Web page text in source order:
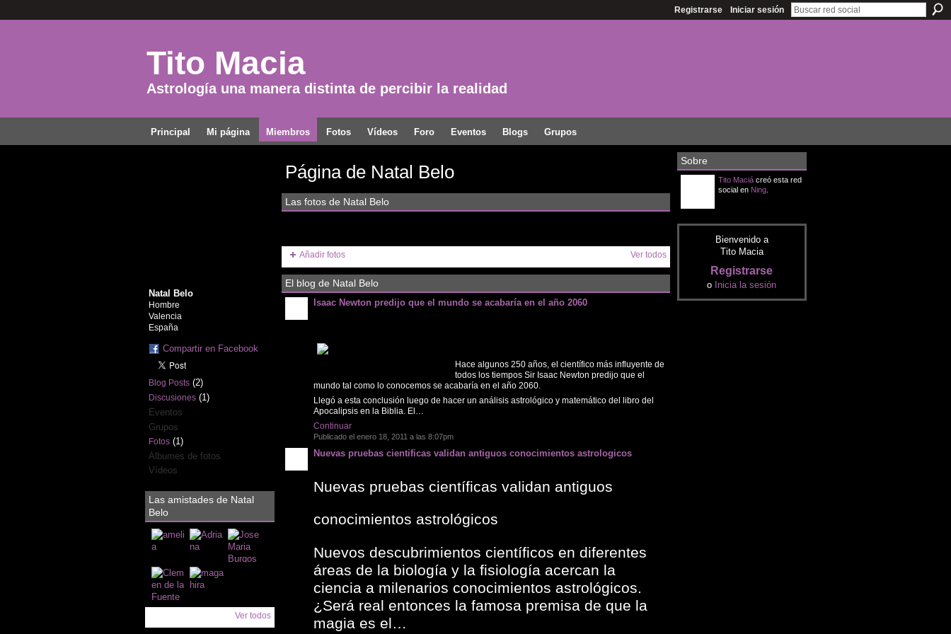
Registrarse Iniciar sesión
Tito Macia
Astrología una manera distinta de percibir la realidad
Principal Mi página Miembros Fotos Vídeos Foro Eventos Blogs Grupos
Natal Belo
Hombre
Valencia
España
Compartir en Facebook
Blog Posts(2)
Discusiones(1)
Eventos
Grupos
Fotos(1)
Álbumes de fotos
Vídeos
Las amistades de Natal
Belo
Ver todos
Página de Natal Belo
Las fotos de Natal Belo
Añadir fotos Ver todos
El blog de Natal Belo
Isaac Newton predijo que el mundo se acabaría en el año 2060
Hace algunos 250 años, el científico más influyente de
todos los tiempos Sir Isaac Newton predijo que el
mundo tal como lo conocemos se acabaría en el año 2060.
Llegó a esta conclusión luego de hacer un análisis astrológico y matemático del libro del
Apocalipsis en la Biblia. El…
Continuar
Publicado el enero 18, 2011 a las 8:07pm
Nuevas pruebas cientificas validan antiguos conocimientos astrologicos
Nuevas pruebas científicas validan antiguos
conocimientos astrológicos
Nuevos descubrimientos científicos en diferentes
áreas de la biología y la fisiología acercan la
ciencia a milenarios conocimientos astrológicos.
¿Será real entonces la famosa premisa de que la
magia es el…
Sobre
Tito Maciácreó esta red
social en Ning.
Bienvenido a
Tito Macia
Registrarse
o Inicia la sesión